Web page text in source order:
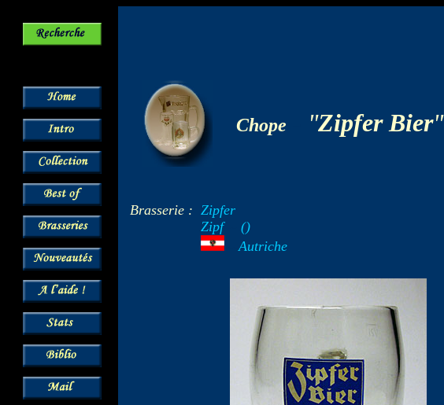
Chope "Zipfer Bier"
Brasserie : Zipfer
Zipf
()
---Autriche